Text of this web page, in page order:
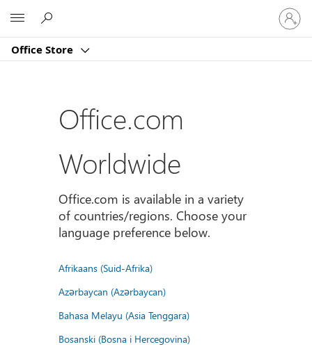
Office Store
Sign
in
to
account
Office.com
Worldwide
Office.com is available in a variety
of countries/regions. Choose your
language preference below.
Afrikaans (Suid-Afrika)
Azərbaycan (Azərbaycan)
Bahasa Melayu (Asia Tenggara)
Bosanski (Bosna i Hercegovina)